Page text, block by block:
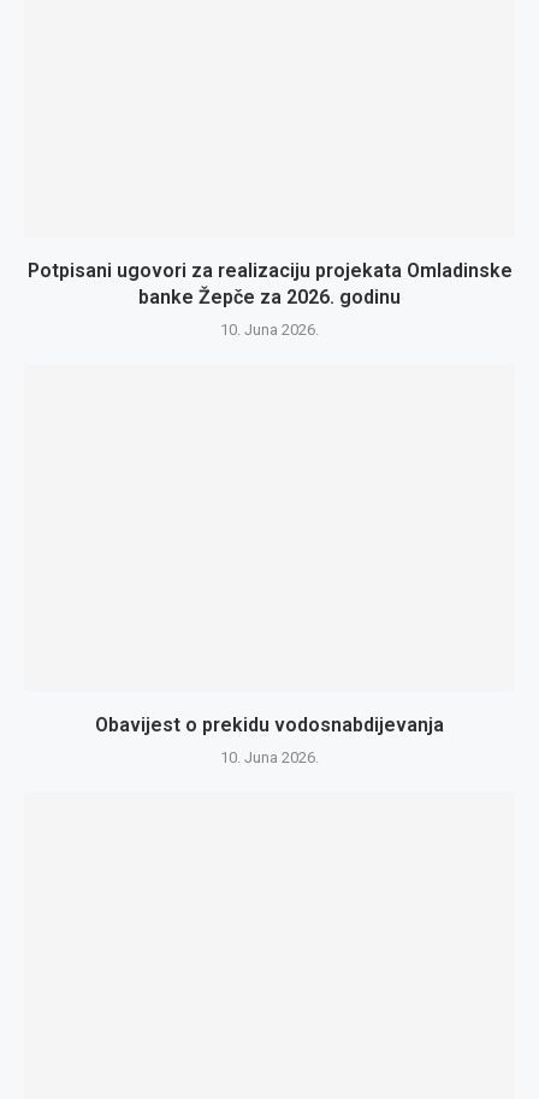
Potpisani ugovori za realizaciju projekata Omladinske
banke Žepče za 2026. godinu
10. Juna 2026.
Obavijest o prekidu vodosnabdijevanja
10. Juna 2026.